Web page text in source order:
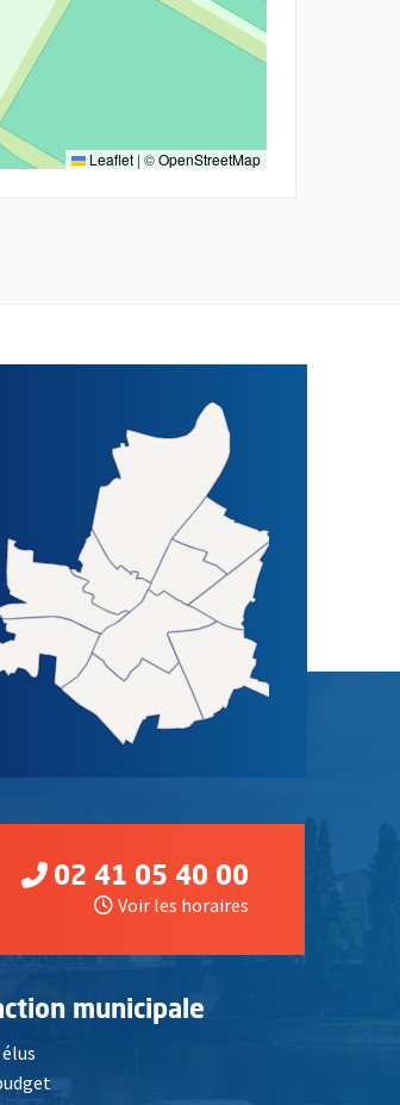
Leaflet | ©OpenStreetMap
DES ASSOCIATIONS DE LA VILLE
02 41 05 40 00
Voir les horaires
municipale